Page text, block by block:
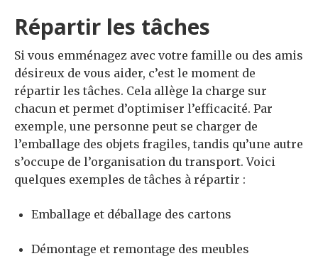
Répartir les tâches
Si vous emménagez avec votre famille ou des amis
désireux de vous aider, c’est le moment de
répartir les tâches. Cela allège la charge sur
chacun et permet d’optimiser l’efficacité. Par
exemple, une personne peut se charger de
l’emballage des objets fragiles, tandis qu’une autre
s’occupe de l’organisation du transport. Voici
quelques exemples de tâches à répartir :
Emballage et déballage des cartons
Démontage et remontage des meubles